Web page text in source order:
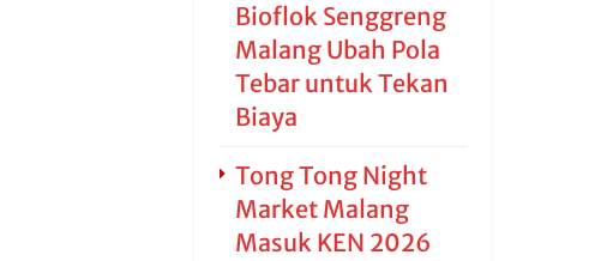
Bioflok Senggreng
Malang Ubah Pola
Tebar untuk Tekan
Biaya
Tong Tong Night
Market Malang
Masuk KEN 2026